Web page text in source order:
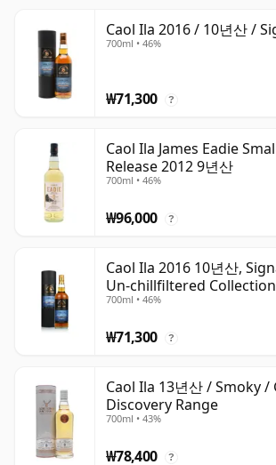
Caol Ila 2016 / 10년산 /
700ml • 46%
₩71,300 ?
Caol Ila James Eadie
Release 2012 9년산
700ml • 46%
₩96,000 ?
Caol Ila 2016 10년산,
Un-chillfiltered Collection
700ml • 46%
₩71,300 ?
Caol Ila 13년산 / Smoky /
Discovery Range
700ml • 43%
₩78,400 ?